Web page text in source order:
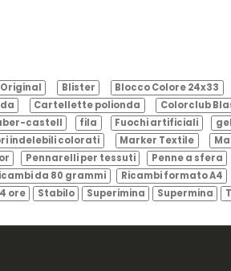
Blister Blocco Colore 24x33
Cartellette polionda Colorclub
castell fila Fuochi artificiali gel
indelebili colorati Marker Textile
Pennarelli per tessuti Penne a sfera
da 80 grammi Ricambi formato A4
ore Stabilo Superimina Supermina